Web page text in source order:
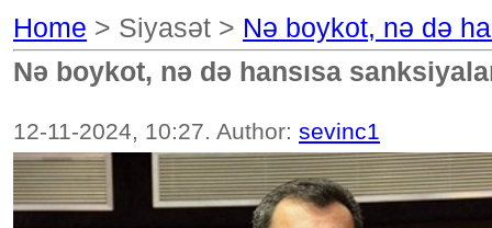
Home > Siyasət > Nə boykot, nə də
Nə boykot, nə də hansısa
12-11-2024, 10:27. Author: sevinc1